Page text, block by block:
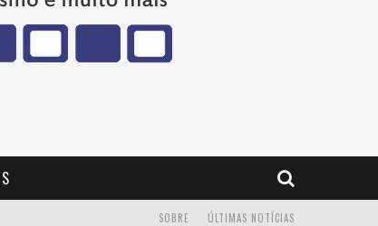
ÚLTIMAS NOTÍCIAS
SOBRE